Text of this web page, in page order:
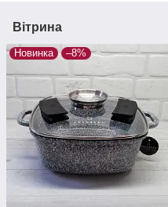
Вітрина
Новинка –8%